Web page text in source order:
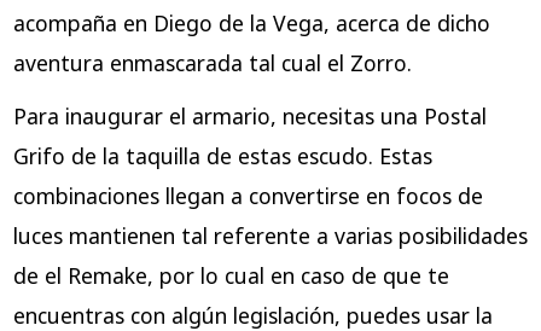
acompaña en Diego de la Vega, acerca de dicho
aventura enmascarada tal cual el Zorro.
Para inaugurar el armario, necesitas una Postal
Grifo de la taquilla de estas escudo. Estas
combinaciones llegan a convertirse en focos de
luces mantienen tal referente a varias posibilidades
de el Remake, por lo cual en caso de que te
encuentras con algún legislación, puedes usar la